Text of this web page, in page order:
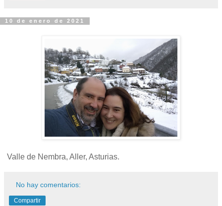
10 de enero de 2021
Valle de Nembra, Aller, Asturias.
No hay comentarios:
Compartir